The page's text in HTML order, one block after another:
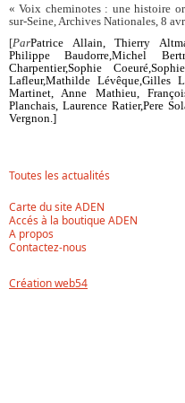
« Voix cheminotes : une histoire
sur-Seine, Archives Nationales, 8
[ParPatrice Allain, Thierry
Philippe Baudorre,Michel
Charpentier,Sophie Coeuré,
Lafleur,Mathilde Lévêque,Gilles
Martinet, Anne Mathieu,
Planchais, Laurence Ratier,Pere
Vergnon.]
Toutes les actualités
Carte du site ADEN
Accés à la boutique ADEN
A propos
Contactez-nous
Création web54